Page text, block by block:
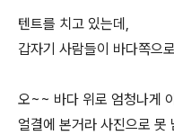
텐트를 치고 있는데,
갑자기 사람들이 바다쪽으
오~~ 바다 위로 엄청나게
얼결에 본거라 사진으로 못